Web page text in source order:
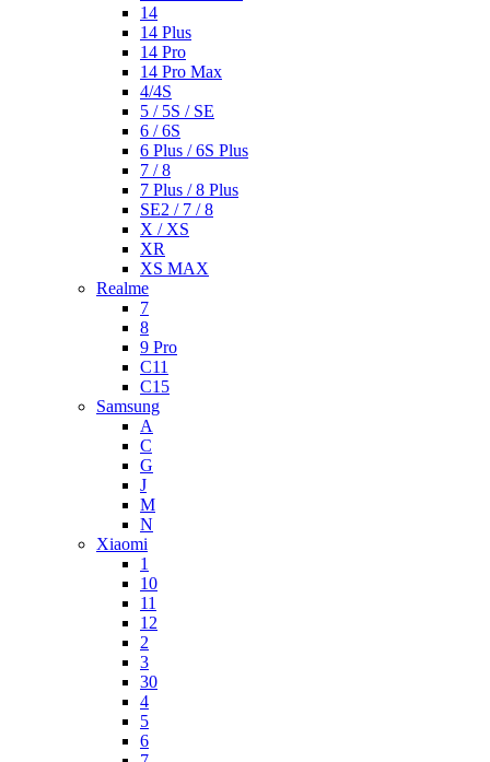
14
14 Plus
14 Pro
14 Pro Max
4/4S
5 / 5S / SE
6 / 6S
6 Plus / 6S Plus
7 / 8
7 Plus / 8 Plus
SE2 / 7 / 8
X / XS
XR
XS MAX
Realme
7
8
9 Pro
C11
C15
Samsung
A
C
G
J
M
N
Xiaomi
1
10
11
12
2
3
30
4
5
6